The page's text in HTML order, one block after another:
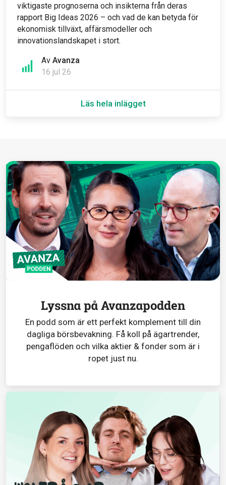
Av Avanza
16 jul 26
viktigaste prognoserna och insikterna från deras
rapport Big Ideas 2026 – och vad de kan betyda för
ekonomisk tillväxt, affärsmodeller och
innovationslandskapet i stort.
Läs hela inlägget
Lyssna på Avanzapodden
En podd som är ett perfekt komplement till din
dagliga börsbevakning. Få koll på ägartrender,
pengaflöden och vilka aktier & fonder som är i
ropet just nu.